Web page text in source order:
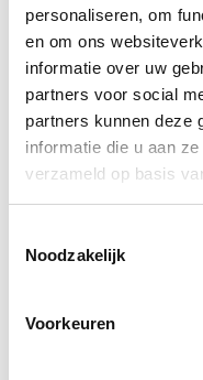
personaliseren, om
en om ons
informatie over uw
partners voor social
partners kunnen deze
informatie die u aan
verzameld op basis
Noodzakelijk
Voorkeuren
voor optimale veiligheid.
Tip! Ga voor optimale
pakket. Uw Standard
van inbraakwerend
kerntrekbeveiliging en
Hepro Protect kunt u